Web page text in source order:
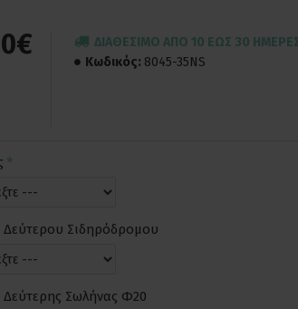
ΔΙΑΘΈΣΙΜΟ ΑΠΌ 10 ΈΩΣ 30
Κωδικός: 8045-35NS
Σιδηρόδρομου
Σωλήνας Φ20